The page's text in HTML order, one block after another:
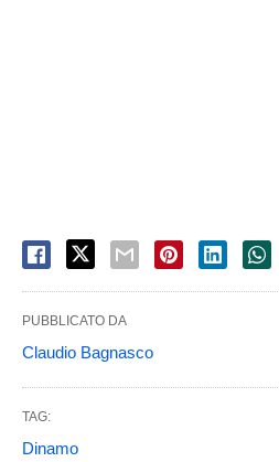
PUBBLICATO DA
Claudio Bagnasco
TAG:
Dinamo